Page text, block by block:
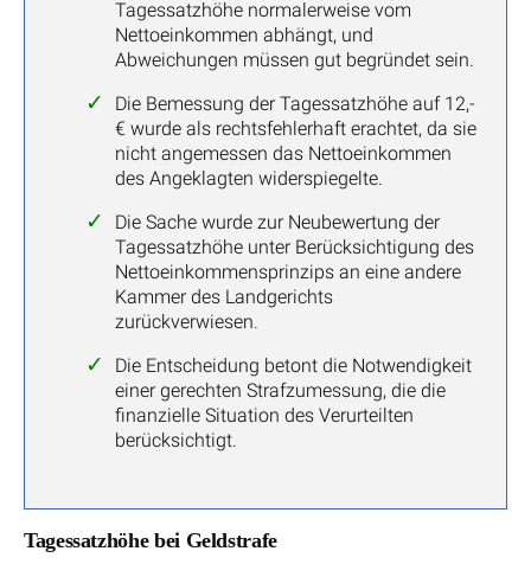
Tagessatzhöhe normalerweise vom
Nettoeinkommen abhängt, und
Abweichungen müssen gut begründet sein.
Die Bemessung der Tagessatzhöhe auf 12,-
€ wurde als rechtsfehlerhaft erachtet, da sie
nicht angemessen das Nettoeinkommen
des Angeklagten widerspiegelte.
Die Sache wurde zur Neubewertung der
Tagessatzhöhe unter Berücksichtigung des
Nettoeinkommensprinzips an eine andere
Kammer des Landgerichts
zurückverwiesen.
Die Entscheidung betont die Notwendigkeit
einer gerechten Strafzumessung, die die
finanzielle Situation des Verurteilten
berücksichtigt.
Tagessatzhöhe bei Geldstrafe